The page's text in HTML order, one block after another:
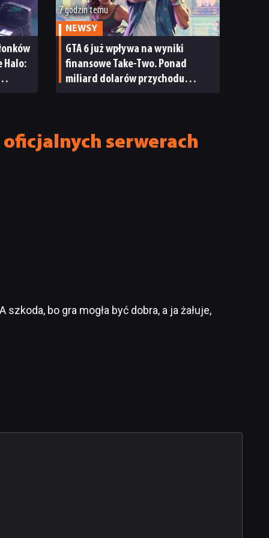
Halo:
7 godzin temu
NEWSY
GTA 6 już wpływa na wyniki
finansowe Take-Two. Ponad
miliard dolarów przychodu
serwerach
bo gra mogła być dobra, a ja żałuje,